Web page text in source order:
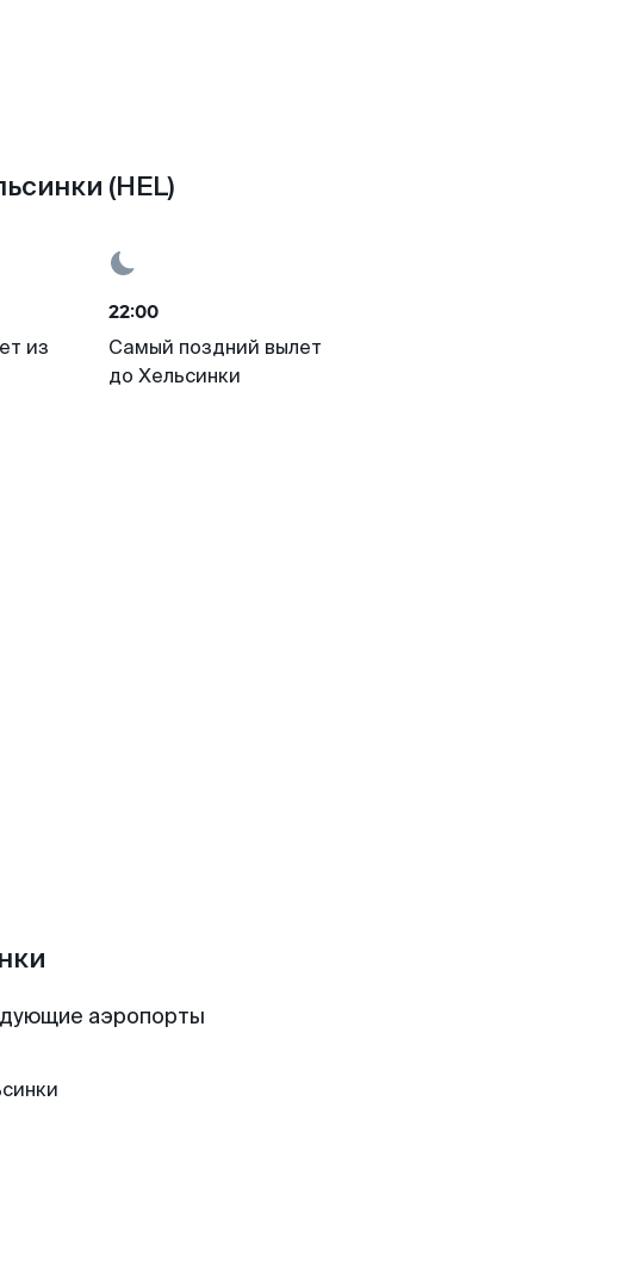
(HEL)
из
22:00
Самый поздний вылет
до Хельсинки
аэропорты